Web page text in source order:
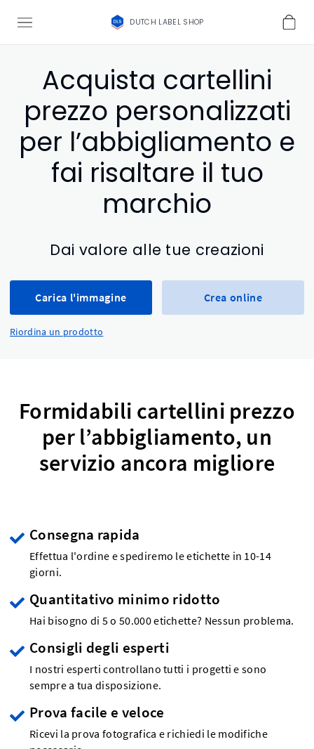
DUTCH LABEL SHOP
Acquista cartellini
prezzo personalizzati
per l’abbigliamento e
fai risaltare il tuo
marchio
Dai valore alle tue creazioni
Carica l'immagine Crea online
Riordina un prodotto
Formidabili cartellini prezzo
per l’abbigliamento, un
servizio ancora migliore
Consegna rapida
Effettua l'ordine e spediremo le etichette in 10-14
giorni.
Quantitativo minimo ridotto
Hai bisogno di 5 o 50.000 etichette? Nessun problema.
Consigli degli esperti
I nostri esperti controllano tutti i progetti e sono
sempre a tua disposizione.
Prova facile e veloce
Ricevi la prova fotografica e richiedi le modifiche